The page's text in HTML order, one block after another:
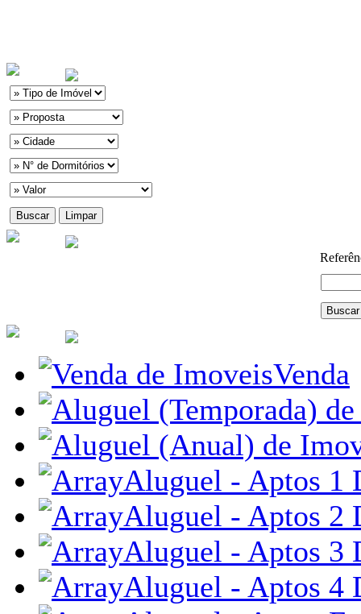
Venda
Aluguel - Aptos 1
Aluguel - Aptos 2
Aluguel - Aptos 3
Aluguel - Aptos 4